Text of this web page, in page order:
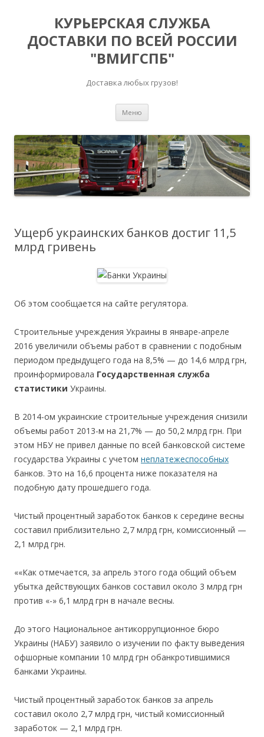
КУРЬЕРСКАЯ СЛУЖБА
ДОСТАВКИ ПО ВСЕЙ РОССИИ
"ВМИГСПБ"
Доставка любых грузов!
Меню
Ущерб украинских банков достиг 11,5
млрд гривень
Об этом сообщается на сайте регулятора.
Строительные учреждения Украины в январе-апреле
2016 увеличили объемы работ в сравнении с подобным
периодом предыдущего года на 8,5% — до 14,6 млрд грн,
проинформировала Государственная служба
статистики Украины.
В 2014-ом украинские строительные учреждения снизили
объемы работ 2013-м на 21,7% — до 50,2 млрд грн. При
этом НБУ не привел данные по всей банковской системе
государства Украины с учетом неплатежеспособных
банков. Это на 16,6 процента ниже показателя на
подобную дату прошедшего года.
Чистый процентный заработок банков к середине весны
составил приблизительно 2,7 млрд грн, комиссионный —
2,1 млрд грн.
««Как отмечается, за апрель этого года общий объем
убытка действующих банков составил около 3 млрд грн
против «-» 6,1 млрд грн в начале весны.
До этого Национальное антикоррупционное бюро
Украины (НАБУ) заявило о изучении по факту выведения
офшорные компании 10 млрд грн обанкротившимися
банками Украины.
Чистый процентный заработок банков за апрель
составил около 2,7 млрд грн, чистый комиссионный
заработок — 2,1 млрд грн.